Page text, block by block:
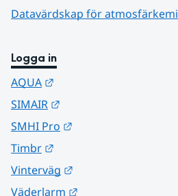
Datavärdskap för atmosfärkemi
Logga in
AQUA
SIMAIR
SMHI Pro
Timbr
Vinterväg
Väderlarm